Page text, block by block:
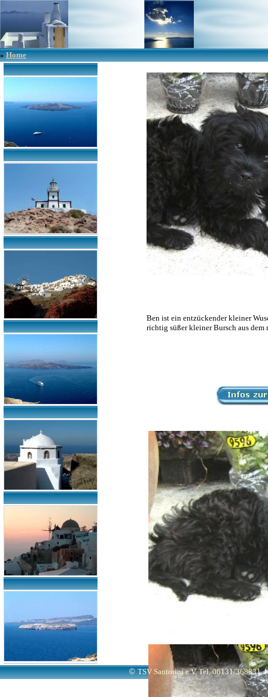
»Home
Ben ist ein entzückender kleiner
richtig süßer kleiner Bursch aus
©TSV Santorini e.V. Tel. 06131/368831